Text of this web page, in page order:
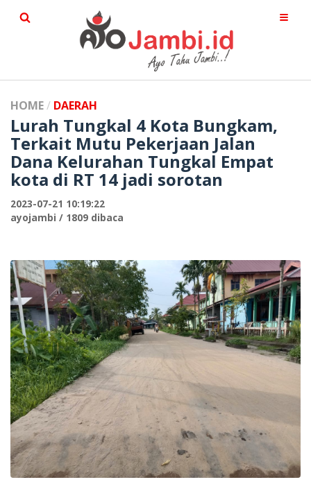
HOME DAERAH
Lurah Tungkal 4 Kota Bungkam,
Terkait Mutu Pekerjaan Jalan
Dana Kelurahan Tungkal Empat
kota di RT 14 jadi sorotan
2023-07-21 10:19:22
ayojambi / 1809 dibaca